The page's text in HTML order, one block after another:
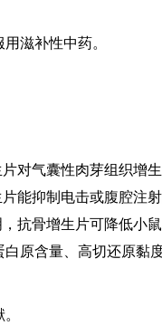
滋补性中药。
对气囊性肉芽组织增
能抑制电击或腹腔注
抗骨增生片可降低小
原含量、高切还原黏